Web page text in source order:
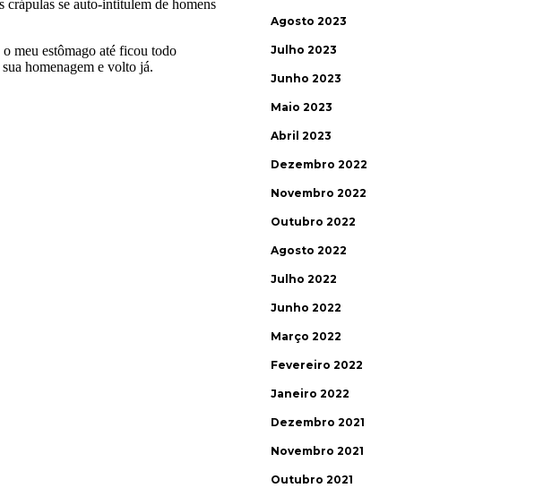
Agosto 2023
Julho 2023
Junho 2023
Maio 2023
Abril 2023
Dezembro 2022
Novembro 2022
Outubro 2022
Agosto 2022
Julho 2022
Junho 2022
Março 2022
Fevereiro 2022
Janeiro 2022
Dezembro 2021
Novembro 2021
Outubro 2021